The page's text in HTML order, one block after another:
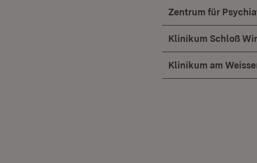
Zentrum für
Klinikum Schloß
Klinikum am